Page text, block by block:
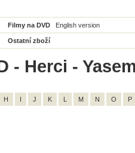
Filmy na DVD English version
Ostatní zboží
- Herci -
H I J K L M N O P